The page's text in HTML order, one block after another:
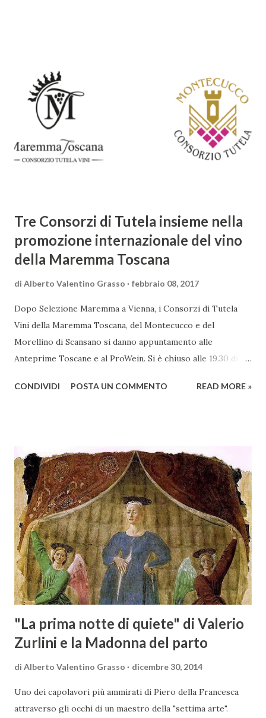
abbracciando invece i principi del Barocco: l'arte come
meraviglia, l'ostentazione della tecnica e la ricerca del
sorprendente. Marino visse in un'epoca di grandi
cambiamenti culturali e sociali, e la sua opera riflette questa
complessità. L'Adone è un poema epico-mitologico in 20
canti, composto da oltre 40.000 versi. Narra la storia
Tre Consorzi di Tutela insieme nella
promozione internazionale del vino
della Maremma Toscana
di Alberto Valentino Grasso febbraio 08, 2017
Dopo Selezione Maremma a Vienna, i Consorzi di Tutela
Vini della Maremma Toscana, del Montecucco e del
Morellino di Scansano si danno appuntamento alle
Anteprime Toscane e al ProWein. Si è chiuso alle 19.30 di
presso l’Hotel Regina di Vienna dalla società Wein & Kultur,
territorio maremmano: Consorzio Tutela Vini della
Maremma Toscana, del Montecucco e del Morellino di
Scansano. Scopo dell’iniziativa è stato quello di promuovere
le eccellenze vitivinicole della regione in Austria, un
mercato dove il potenziale di crescita è ancora molto alto,
assistendo i produttori nella creazione di contatti
commerciali con gli operatori locali. Gli organizzatori
dell’evento, Christian Bauer, austriaco ed esperto di vini e
conoscitore dei mercati di lingua tedes...
CONDIVIDI POSTA UN COMMENTO READ MORE »
"La prima notte di quiete" di Valerio
Zurlini e la Madonna del parto
di Alberto Valentino Grasso dicembre 30, 2014
Uno dei capolavori più ammirati di Piero della Francesca
attraverso gli occhi di un maestro della "settima arte".